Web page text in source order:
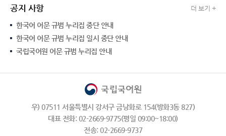
공지 사항 더 보기 +
한국어 어문 규범 누리집 중단 안내
한국어 어문 규범 누리집 일시 중단 안내
국립국어원 어문 규범 누리집 안내
우) 07511 서울특별시 강서구 금낭화로 154(방화3동 827)
대표 전화: 02-2669-9775(평일 09:00~18:00)
전송: 02-2669-9737